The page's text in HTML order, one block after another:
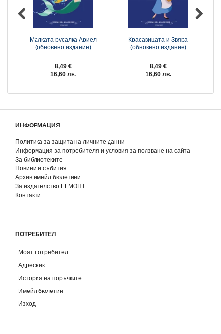
Малката русалка Ариел
(обновено издание)
8,49 €
16,60 лв.
Красавицата и Звяра
(обновено издание)
8,49 €
16,60 лв.
ИНФОРМАЦИЯ
Политика за защита на личните данни
Информация за потребителя и условия за ползване на сайта
За библиотеките
Новини и събития
Архив имейл бюлетини
За издателство ЕГМОНТ
Контакти
ПОТРЕБИТЕЛ
Моят потребител
Адресник
История на поръчките
Имейл бюлетин
Изход